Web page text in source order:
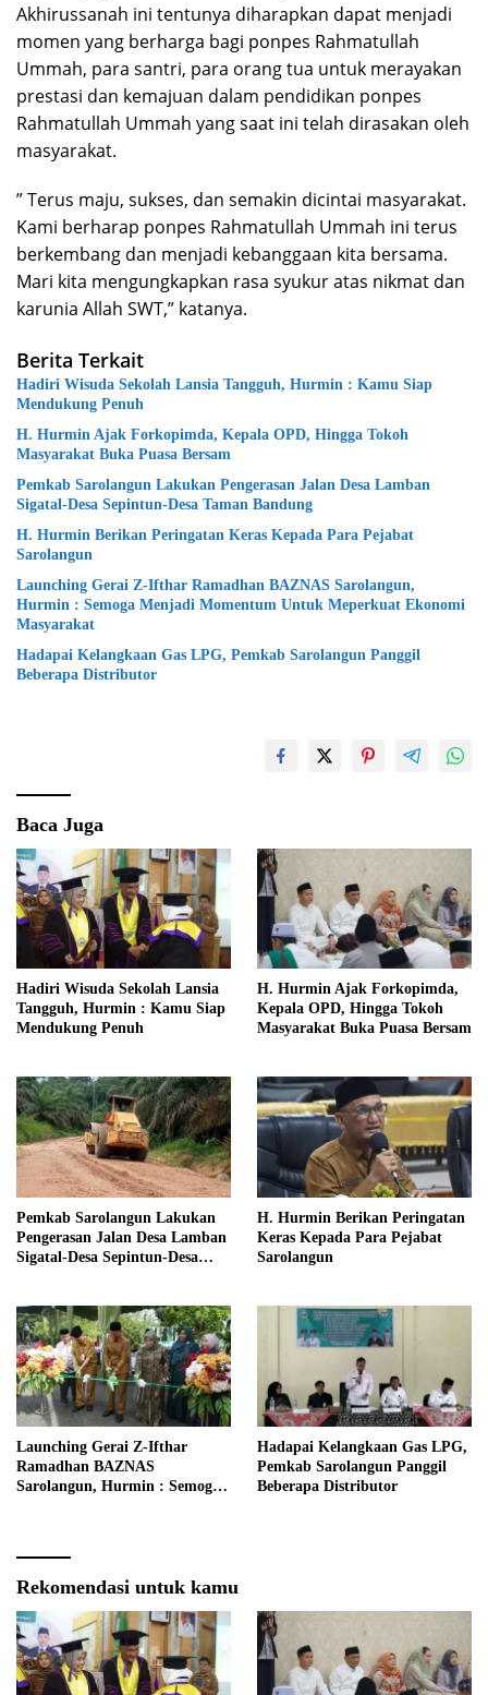
Akhirussanah ini tentunya diharapkan dapat menjadi
momen yang berharga bagi ponpes Rahmatullah
Ummah, para santri, para orang tua untuk merayakan
prestasi dan kemajuan dalam pendidikan ponpes
Rahmatullah Ummah yang saat ini telah dirasakan oleh
masyarakat.
” Terus maju, sukses, dan semakin dicintai masyarakat.
Kami berharap ponpes Rahmatullah Ummah ini terus
berkembang dan menjadi kebanggaan kita bersama.
Mari kita mengungkapkan rasa syukur atas nikmat dan
karunia Allah SWT,” katanya.
Berita Terkait
Hadiri Wisuda Sekolah Lansia Tangguh, Hurmin : Kamu Siap
Mendukung Penuh
H. Hurmin Ajak Forkopimda, Kepala OPD, Hingga Tokoh
Masyarakat Buka Puasa Bersam
Pemkab Sarolangun Lakukan Pengerasan Jalan Desa Lamban
Sigatal-Desa Sepintun-Desa Taman Bandung
H. Hurmin Berikan Peringatan Keras Kepada Para Pejabat
Sarolangun
Launching Gerai Z-Ifthar Ramadhan BAZNAS Sarolangun,
Hurmin : Semoga Menjadi Momentum Untuk Meperkuat Ekonomi
Masyarakat
Hadapai Kelangkaan Gas LPG, Pemkab Sarolangun Panggil
Beberapa Distributor
Baca Juga
Hadiri Wisuda Sekolah Lansia
Tangguh, Hurmin : Kamu Siap
Mendukung Penuh
H. Hurmin Ajak Forkopimda,
Kepala OPD, Hingga Tokoh
Masyarakat Buka Puasa Bersam
Pemkab Sarolangun Lakukan
Pengerasan Jalan Desa Lamban
Sigatal-Desa Sepintun-Desa
H. Hurmin Berikan Peringatan
Keras Kepada Para Pejabat
Sarolangun
Launching Gerai Z-Ifthar
Ramadhan BAZNAS
Sarolangun, Hurmin : Semoga
Hadapai Kelangkaan Gas LPG,
Pemkab Sarolangun Panggil
Beberapa Distributor
Rekomendasi untuk kamu